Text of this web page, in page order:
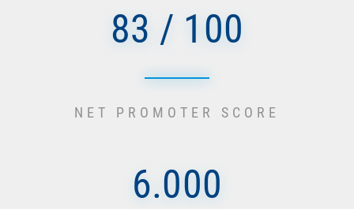
83 / 100
NET PROMOTER SCORE
6.000